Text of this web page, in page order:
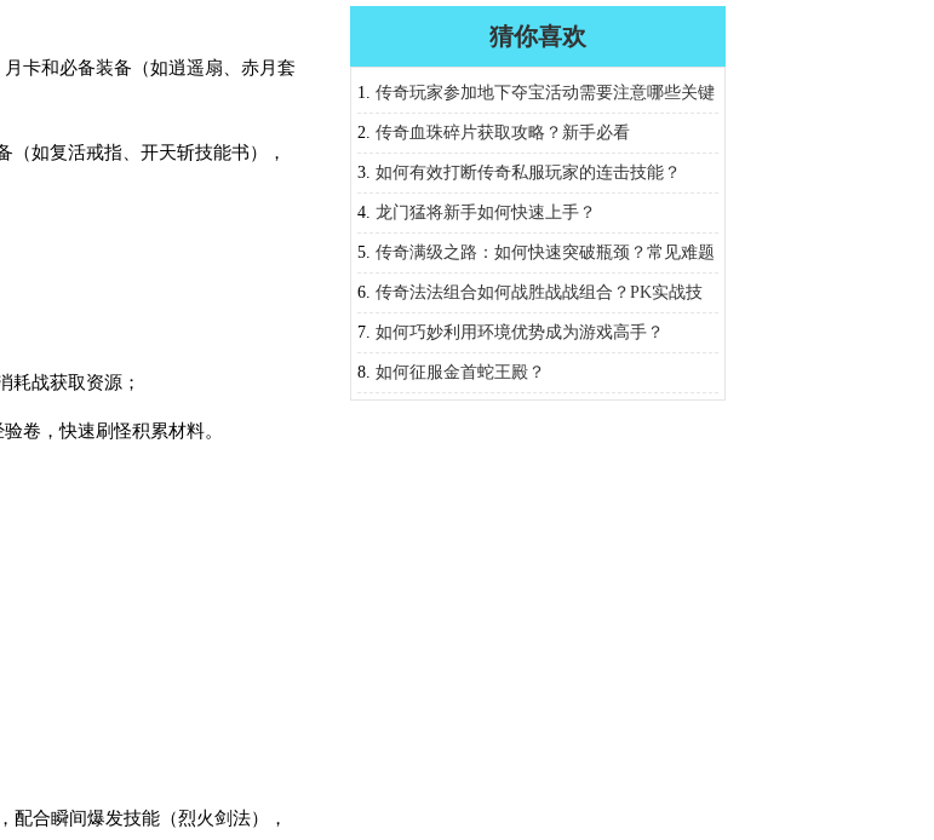
卡和必备装备（如逍遥扇、赤月套
（如复活戒指、开天斩技能书），
耗战获取资源；
卷，快速刷怪积累材料。
配合瞬间爆发技能（烈火剑法），
猜你喜欢
1. 传奇玩家参加地下夺宝活动需要注意哪些关键
策略与陷阱规避？
2. 传奇血珠碎片获取攻略？新手必看
3. 如何有效打断传奇私服玩家的连击技能？
4. 龙门猛将新手如何快速上手？
5. 传奇满级之路：如何快速突破瓶颈？常见难题
全解析
6. 传奇法法组合如何战胜战战组合？PK实战技
巧全解析
7. 如何巧妙利用环境优势成为游戏高手？
8. 如何征服金首蛇王殿？